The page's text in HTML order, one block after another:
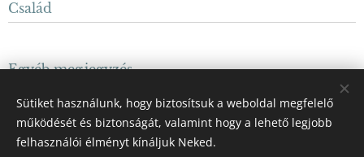
Család
Egyéb megjegyzés
Sütiket használunk, hogy biztosítsuk a weboldal megfelelő
működését és biztonságát, valamint hogy a lehető legjobb
felhasználói élményt kínáljuk Neked.